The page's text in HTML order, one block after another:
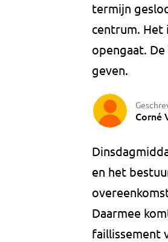
termijn
centrum. Het
opengaat.
geven.
Corné
en het
Daarmee
faillissement